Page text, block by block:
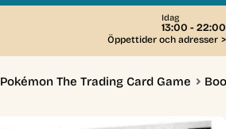
Idag
13:00 - 22:00
Öppettider och adresser >
Pokémon The Trading Card Game